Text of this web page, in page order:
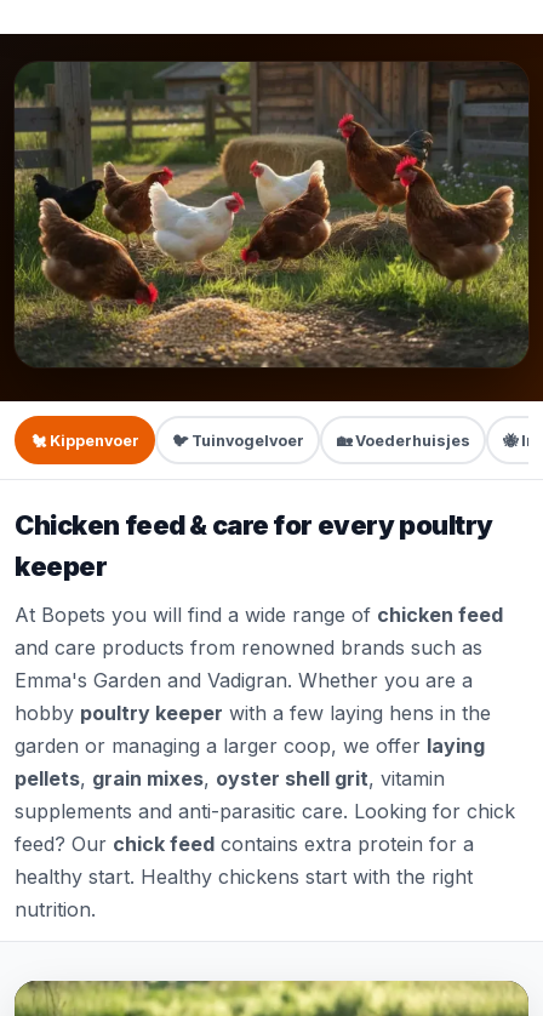
🐔 Kippenvoer 🐦 Tuinvogelvoer 🏡 Voederhuisjes 🐝
Chicken feed & care for every poultry
keeper
At Bopets you will find a wide range of chicken feed
and care products from renowned brands such as
Emma's Garden and Vadigran. Whether you are a
hobby poultry keeper with a few laying hens in the
garden or managing a larger coop, we offer laying
pellets, grain mixes, oyster shell grit, vitamin
supplements and anti-parasitic care. Looking for chick
feed? Our chick feed contains extra protein for a
healthy start. Healthy chickens start with the right
nutrition.